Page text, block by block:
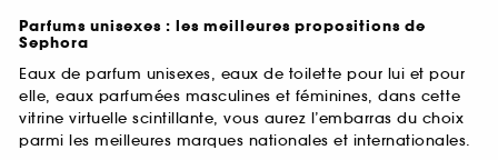
Parfums unisexes : les meilleures propositions de
Sephora
Eaux de parfum unisexes, eaux de toilette pour lui et pour
elle, eaux parfumées masculines et féminines, dans cette
vitrine virtuelle scintillante, vous aurez l’embarras du choix
parmi les meilleures marques nationales et internationales.